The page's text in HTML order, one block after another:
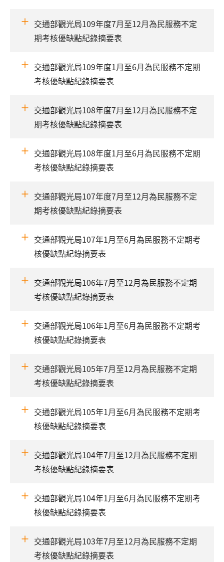
交通部觀光局109年度7月至12月為民服務不定
期考核優缺點紀錄摘要表
交通部觀光局109年度1月至6月為民服務不定期
考核優缺點紀錄摘要表
交通部觀光局108年度7月至12月為民服務不定
期考核優缺點紀錄摘要表
交通部觀光局108年度1月至6月為民服務不定期
考核優缺點紀錄摘要表
交通部觀光局107年度7月至12月為民服務不定
期考核優缺點紀錄摘要表
交通部觀光局107年1月至6月為民服務不定期考
核優缺點紀錄摘要表
交通部觀光局106年7月至12月為民服務不定期
考核優缺點紀錄摘要表
交通部觀光局106年1月至6月為民服務不定期考
核優缺點紀錄摘要表
交通部觀光局105年7月至12月為民服務不定期
考核優缺點紀錄摘要表
交通部觀光局105年1月至6月為民服務不定期考
核優缺點紀錄摘要表
交通部觀光局104年7月至12月為民服務不定期
考核優缺點紀錄摘要表
交通部觀光局104年1月至6月為民服務不定期考
核優缺點紀錄摘要表
交通部觀光局103年7月至12月為民服務不定期
考核優缺點紀錄摘要表